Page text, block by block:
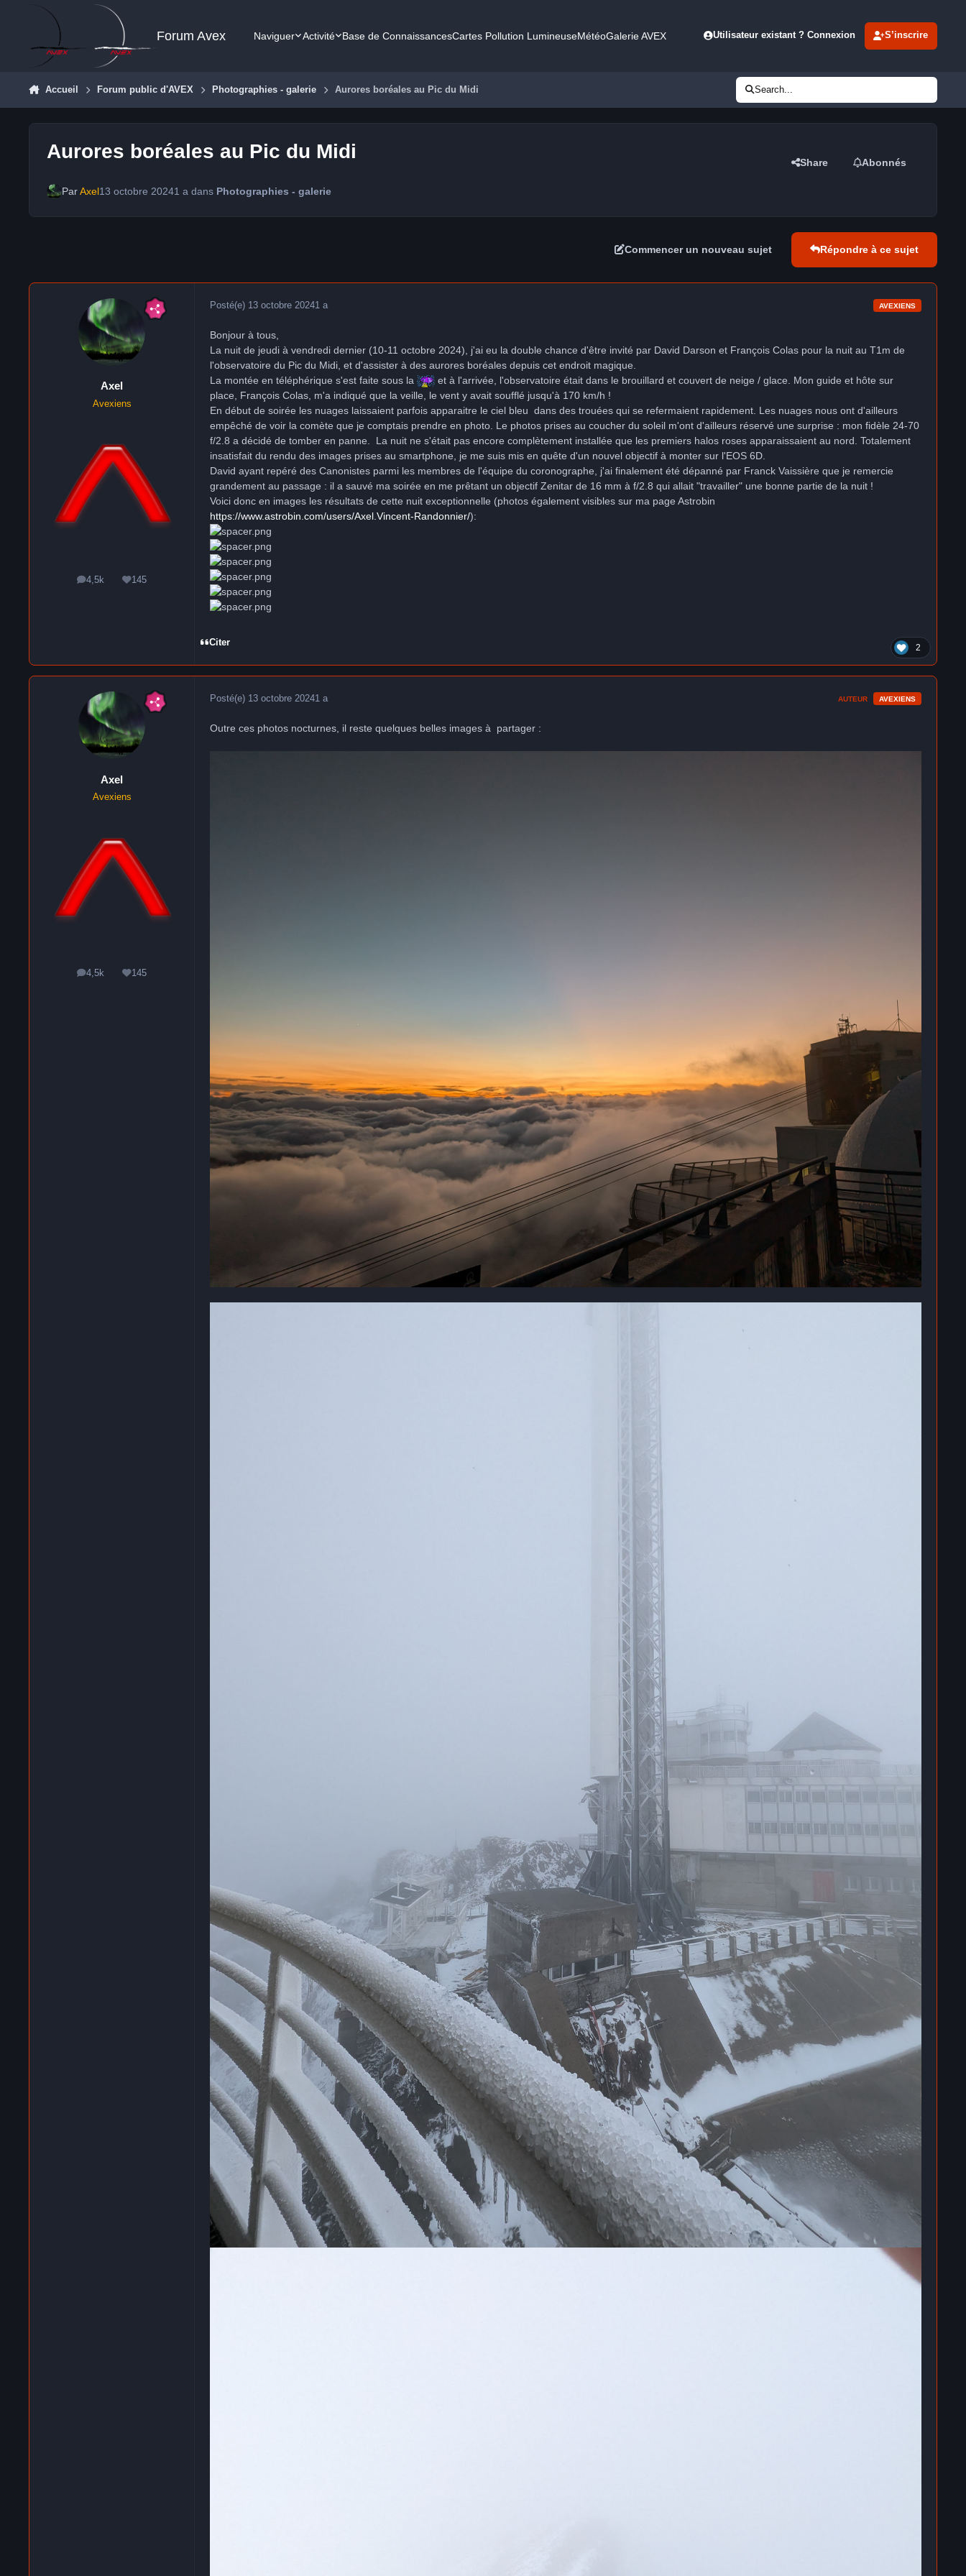
Aller au contenu
Forum Avex Naviguer Activité Base de ConnaissancesCartes Pollution LumineuseMétéoGalerie AVEX Utilisateur existant ? Connexion S’inscrire
Accueil Forum public d'AVEX Photographies - galerie Aurores boréales au Pic du Midi Search...
Aurores boréales au Pic du Midi Share Abonnés
ParAxel13 octobre 20241 adans Photographies - galerie
Commencer un nouveau sujet Répondre à ce sujet
Axel
Avexiens
4,5k
messages145
Réputation
Posté(e) 13 octobre 20241 a AVEXIENS
Bonjour à tous,
La nuit de jeudi à vendredi dernier (10-11 octobre 2024), j'ai eu la double chance d'être invité par David Darson et François Colas pour la nuit au T1m de
l'observatoire du Pic du Midi, et d'assister à des aurores boréales depuis cet endroit magique.
La montée en téléphérique s'est faite sous la
et à l'arrivée, l'observatoire était dans le brouillard et couvert de neige / glace. Mon guide et hôte sur
place, François Colas, m'a indiqué que la veille, le vent y avait soufflé jusqu'à 170 km/h !
En début de soirée les nuages laissaient parfois apparaitre le ciel bleu dans des trouées qui se refermaient rapidement. Les nuages nous ont d'ailleurs
empêché de voir la comète que je comptais prendre en photo. Le photos prises au coucher du soleil m'ont d'ailleurs réservé une surprise : mon fidèle 24-70
f/2.8 a décidé de tomber en panne. La nuit ne s'était pas encore complètement installée que les premiers halos roses apparaissaient au nord. Totalement
insatisfait du rendu des images prises au smartphone, je me suis mis en quête d'un nouvel objectif à monter sur l'EOS 6D.
David ayant repéré des Canonistes parmi les membres de l'équipe du coronographe, j'ai finalement été dépanné par Franck Vaissière que je remercie
grandement au passage : il a sauvé ma soirée en me prêtant un objectif Zenitar de 16 mm à f/2.8 qui allait "travailler" une bonne partie de la nuit !
Voici donc en images les résultats de cette nuit exceptionnelle (photos également visibles sur ma page Astrobin
https://www.astrobin.com/users/Axel.Vincent-Randonnier/):
Citer 2
Axel
Avexiens
4,5k
messages145
Réputation
Posté(e) 13 octobre 20241 a AUTEUR AVEXIENS
Outre ces photos nocturnes, il reste quelques belles images à partager :